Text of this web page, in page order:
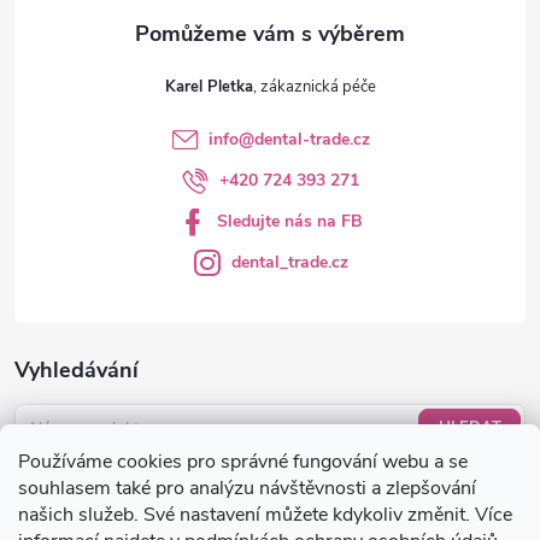
Používáme cookies pro správné fungování webu a se
souhlasem také pro analýzu návštěvnosti a zlepšování
našich služeb. Své nastavení můžete kdykoliv změnit. Více
Vyhledávání
HLEDAT
Nákupní košík
Karel Pletka
info@dental-trade.cz
+420 724 393 271
Sledujte nás na FB
dental_trade.cz